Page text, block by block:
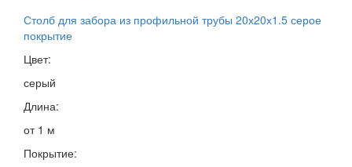
Столб для забора из профильной трубы 20х20х1.5 серое
покрытие
Цвет:
серый
Длина:
от 1 м
Покрытие: